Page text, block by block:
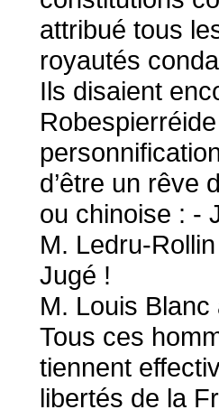
attribué tous
royautés
Ils disaient
d’être un rêve
ou chinoise : -
M. Ledru-
Jugé !
M. Louis Blanc
Tous ces
tiennent
libertés de la